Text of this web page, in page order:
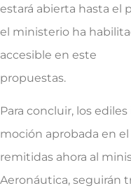
estará abierta hasta el
el ministerio ha
accesible en este
propuestas.
Para concluir, los
moción aprobada en
remitidas ahora al
Aeronáutica, seguirán